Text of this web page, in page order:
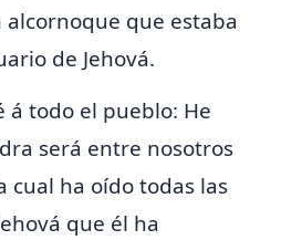
que estaba
de Jehová.
á todo el pueblo: He
será entre nosotros
cual ha oído todas las
que él ha